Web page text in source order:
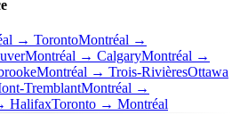
→ TorontoMontréal →
Montréal → CalgaryMontréal →
Montréal → Trois-RivièresOttawa
TremblantMontréal →
HalifaxToronto → Montréal